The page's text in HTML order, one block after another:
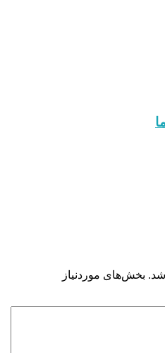
شد. بخش‌های موردنیاز